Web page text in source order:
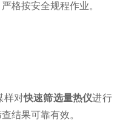
按安全规程作业。
样对快速筛选量热仪进行
结果可靠有效。